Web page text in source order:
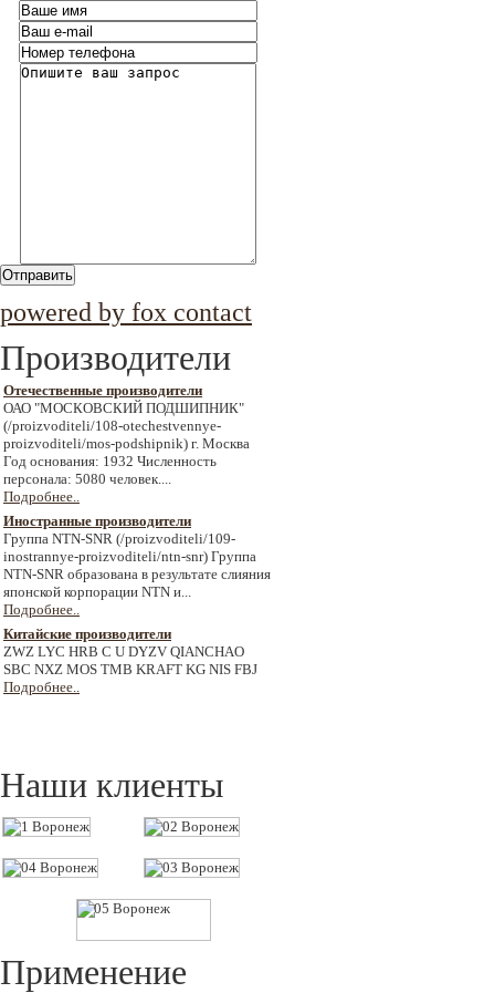
Отправить
powered by fox contact
Производители
Отечественные производители
ОАО "МОСКОВСКИЙ ПОДШИПНИК"
(/proizvoditeli/108-otechestvennye-
proizvoditeli/mos-podshipnik) г. Москва
Год основания: 1932 Численность
персонала: 5080 человек....
Подробнее..
Иностранные производители
Группа NTN-SNR (/proizvoditeli/109-
inostrannye-proizvoditeli/ntn-snr) Группа
NTN-SNR образована в результате слияния
японской корпорации NTN и...
Подробнее..
Китайские производители
ZWZ LYC HRB C U DYZV QIANCHAO
SBC NXZ MOS TMB KRAFT KG NIS FBJ
Подробнее..
Наши клиенты
Применение